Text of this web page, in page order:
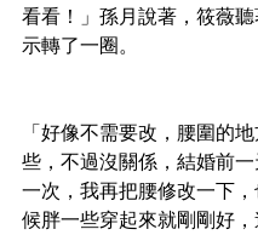
看看！」孫月說著，筱薇
示轉了一圈。
「好像不需要改，腰圍的
些，不過沒關係，結婚前
一次，我再把腰修改一下
候胖一些穿起來就剛剛好